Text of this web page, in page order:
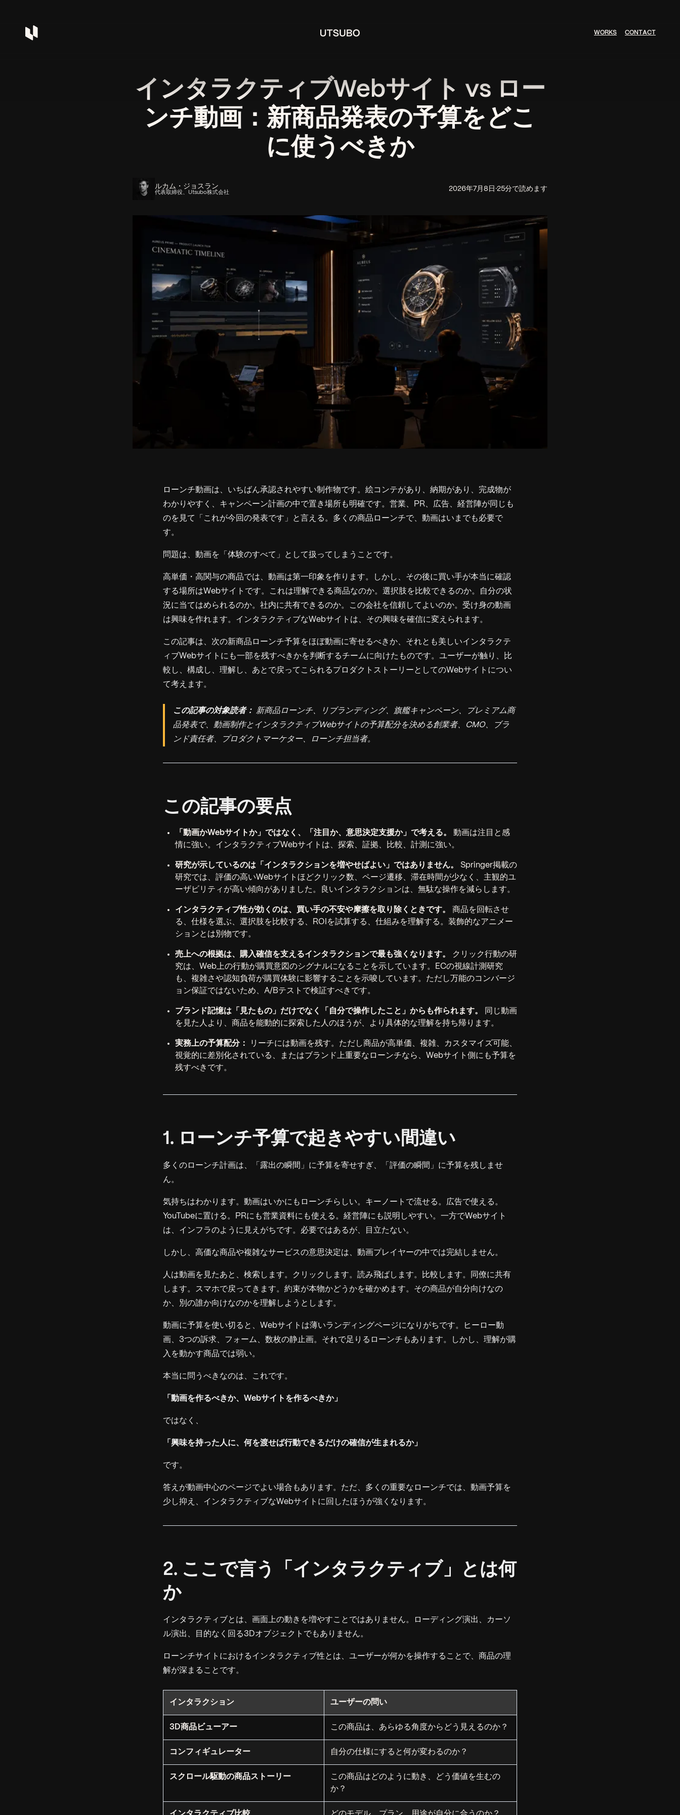
WORKS CONTACT
インタラクティブWebサイト vs ロー
ンチ動画：新商品発表の予算をどこ
に使うべきか
ルカム・ジョスラン
代表取締役、Utsubo株式会社 2026年7月8日 ·25分で読めます
ローンチ動画は、いちばん承認されやすい制作物です。絵コンテがあり、納期があり、完成物が
わかりやすく、キャンペーン計画の中で置き場所も明確です。営業、PR、広告、経営陣が同じも
のを見て「これが今回の発表です」と言える。多くの商品ローンチで、動画はいまでも必要で
す。
問題は、動画を「体験のすべて」として扱ってしまうことです。
高単価・高関与の商品では、動画は第一印象を作ります。しかし、その後に買い手が本当に確認
する場所はWebサイトです。これは理解できる商品なのか。選択肢を比較できるのか。自分の状
況に当てはめられるのか。社内に共有できるのか。この会社を信頼してよいのか。受け身の動画
は興味を作れます。インタラクティブなWebサイトは、その興味を確信に変えられます。
この記事は、次の新商品ローンチ予算をほぼ動画に寄せるべきか、それとも美しいインタラクテ
ィブWebサイトにも一部を残すべきかを判断するチームに向けたものです。ユーザーが触り、比
較し、構成し、理解し、あとで戻ってこられるプロダクトストーリーとしてのWebサイトについ
て考えます。
この記事の対象読者：
新商品ローンチ、リブランディング、旗艦キャンペーン、プレミアム商
品発表で、動画制作とインタラクティブWebサイトの予算配分を決める創業者、CMO、ブラ
ンド責任者、プロダクトマーケター、ローンチ担当者。
この記事の要点
「動画かWebサイトか」ではなく、「注目か、意思決定支援か」で考える。
動画は注目と感
情に強い。インタラクティブWebサイトは、探索、証拠、比較、計測に強い。
研究が示しているのは「インタラクションを増やせばよい」ではありません。
Springer掲載の
研究では、評価の高いWebサイトほどクリック数、ページ遷移、滞在時間が少なく、主観的ユ
ーザビリティが高い傾向がありました。良いインタラクションは、無駄な操作を減らします。
インタラクティブ性が効くのは、買い手の不安や摩擦を取り除くときです。
商品を回転させ
る、仕様を選ぶ、選択肢を比較する、ROIを試算する、仕組みを理解する。装飾的なアニメー
ションとは別物です。
売上への根拠は、購入確信を支えるインタラクションで最も強くなります。
クリック行動の研
究は、Web上の行動が購買意図のシグナルになることを示しています。ECの視線計測研究
も、複雑さや認知負荷が購買体験に影響することを示唆しています。ただし万能のコンバージ
ョン保証ではないため、A/Bテストで検証すべきです。
ブランド記憶は「見たもの」だけでなく「自分で操作したこと」からも作られます。
同じ動画
を見た人より、商品を能動的に探索した人のほうが、より具体的な理解を持ち帰ります。
実務上の予算配分：
リーチには動画を残す。ただし商品が高単価、複雑、カスタマイズ可能、
視覚的に差別化されている、またはブランド上重要なローンチなら、Webサイト側にも予算を
残すべきです。
1. ローンチ予算で起きやすい間違い
多くのローンチ計画は、「露出の瞬間」に予算を寄せすぎ、「評価の瞬間」に予算を残しませ
ん。
気持ちはわかります。動画はいかにもローンチらしい。キーノートで流せる。広告で使える。
YouTubeに置ける。PRにも営業資料にも使える。経営陣にも説明しやすい。一方でWebサイト
は、インフラのように見えがちです。必要ではあるが、目立たない。
しかし、高価な商品や複雑なサービスの意思決定は、動画プレイヤーの中では完結しません。
人は動画を見たあと、検索します。クリックします。読み飛ばします。比較します。同僚に共有
します。スマホで戻ってきます。約束が本物かどうかを確かめます。その商品が自分向けなの
か、別の誰か向けなのかを理解しようとします。
動画に予算を使い切ると、Webサイトは薄いランディングページになりがちです。ヒーロー動
画、3つの訴求、フォーム、数枚の静止画。それで足りるローンチもあります。しかし、理解が購
入を動かす商品では弱い。
本当に問うべきなのは、これです。
「動画を作るべきか、Webサイトを作るべきか」
ではなく、
「興味を持った人に、何を渡せば行動できるだけの確信が生まれるか」
です。
答えが動画中心のページでよい場合もあります。ただ、多くの重要なローンチでは、動画予算を
少し抑え、インタラクティブなWebサイトに回したほうが強くなります。
2. ここで言う「インタラクティブ」とは何
か
インタラクティブとは、画面上の動きを増やすことではありません。ローディング演出、カーソ
ル演出、目的なく回る3Dオブジェクトでもありません。
ローンチサイトにおけるインタラクティブ性とは、ユーザーが何かを操作することで、商品の理
解が深まることです。
インタラクション ユーザーの問い
3D商品ビューアー この商品は、あらゆる角度からどう見えるのか？
コンフィギュレーター 自分の仕様にすると何が変わるのか？
スクロール駆動の商品ストーリー
この商品はどのように動き、どう価値を生むの
か？